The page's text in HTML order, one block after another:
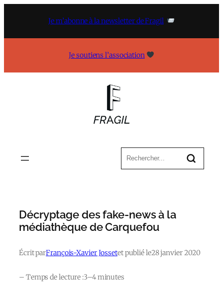
Je m’abonne à la newsletter de Fragil
Je soutiens l’association
Décryptage des fake-news à la
médiathèque de Carquefou
Écrit parFrançois-Xavier Jossetet publié le28 janvier 2020
– Temps de lecture :3–4 minutes